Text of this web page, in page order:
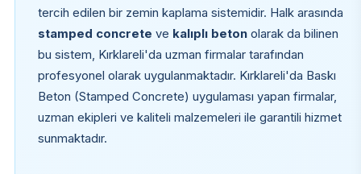
tercih edilen bir zemin kaplama sistemidir. Halk arasında
stamped concrete ve kalıplı betonolarak da bilinen
bu sistem, Kırklareli'da uzman firmalar tarafından
profesyonel olarak uygulanmaktadır. Kırklareli'da Baskı
Beton (Stamped Concrete) uygulaması yapan firmalar,
uzman ekipleri ve kaliteli malzemeleri ile garantili hizmet
sunmaktadır.